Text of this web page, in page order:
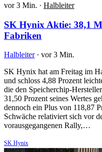
vor 3 Min. · Halbleiter
SK Hynix Aktie: 38,1
Fabriken
Halbleiter · vor 3 Min.
SK Hynix hat am Freitag im
und schloss 4,88 Prozent
die den Speicherchip-
31,50 Prozent seines Wertes
dennoch ein Plus von 118,87
Schwäche relativiert sich vor
vorausgegangenen Rally,…
SK Hynix